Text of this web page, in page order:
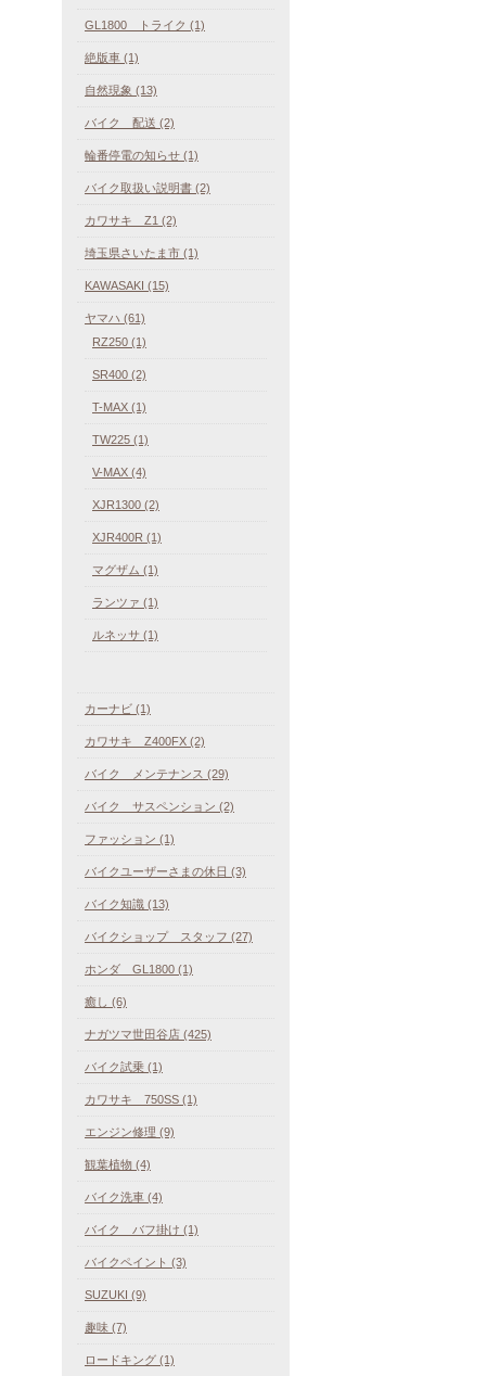
GL1800 トライク (1)
絶版車 (1)
自然現象 (13)
バイク 配送 (2)
輪番停電の知らせ (1)
バイク取扱い説明書 (2)
カワサキ Z1 (2)
埼玉県さいたま市 (1)
KAWASAKI (15)
ヤマハ (61)
RZ250 (1)
SR400 (2)
T-MAX (1)
TW225 (1)
V-MAX (4)
XJR1300 (2)
XJR400R (1)
マグザム (1)
ランツァ (1)
ルネッサ (1)
カーナビ (1)
カワサキ Z400FX (2)
バイク メンテナンス (29)
バイク サスペンション (2)
ファッション (1)
バイクユーザーさまの休日 (3)
バイク知識 (13)
バイクショップ スタッフ (27)
ホンダ GL1800 (1)
癒し (6)
ナガツマ世田谷店 (425)
バイク試乗 (1)
カワサキ 750SS (1)
エンジン修理 (9)
観葉植物 (4)
バイク洗車 (4)
バイク バフ掛け (1)
バイクペイント (3)
SUZUKI (9)
趣味 (7)
ロードキング (1)